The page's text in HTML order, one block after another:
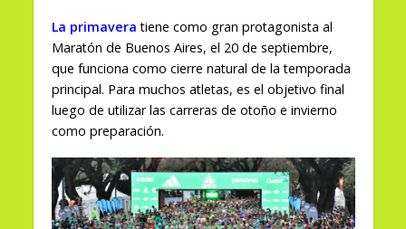
La primavera tiene como gran protagonista al
Maratón de Buenos Aires, el 20 de septiembre,
que funciona como cierre natural de la temporada
principal. Para muchos atletas, es el objetivo final
luego de utilizar las carreras de otoño e invierno
como preparación.